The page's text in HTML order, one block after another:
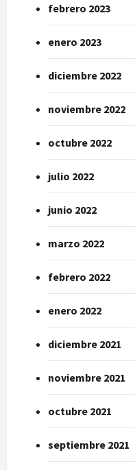
febrero 2023
enero 2023
diciembre 2022
noviembre 2022
octubre 2022
julio 2022
junio 2022
marzo 2022
febrero 2022
enero 2022
diciembre 2021
noviembre 2021
octubre 2021
septiembre 2021